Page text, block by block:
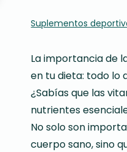
Suplementos
La importancia de
en tu dieta: todo lo
¿Sabías que las
nutrientes
No solo son
cuerpo sano, sino